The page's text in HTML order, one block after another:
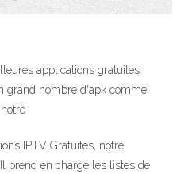
applications gratuites
grand nombre d'apk comme
IPTV Gratuites, notre
prend en charge les listes de